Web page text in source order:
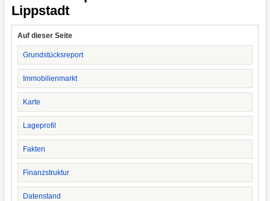
Lippstadt
Auf dieser Seite
Grundstücksreport
Immobilienmarkt
Karte
Lageprofil
Fakten
Finanzstruktur
Datenstand